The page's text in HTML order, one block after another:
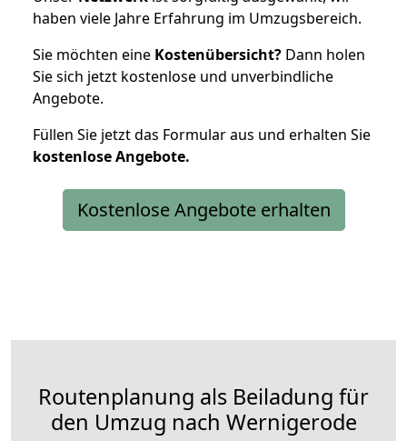
haben viele Jahre Erfahrung im Umzugsbereich.
Sie möchten eine Kostenübersicht? Dann holen
Sie sich jetzt kostenlose und unverbindliche
Angebote.
Füllen Sie jetzt das Formular aus und erhalten Sie
kostenloseAngebote.
Kostenlose Angebote erhalten
Routenplanung als Beiladung für
den Umzug nach Wernigerode